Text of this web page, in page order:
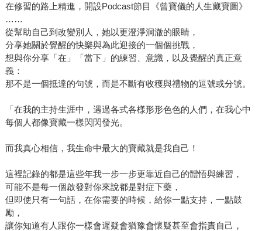
在修習的路上精進，開設Podcast節目《曾寶儀的人生藏寶圖》
……
從幫助自己到改變別人，她以更澄淨洞澈的眼睛，
分享她關於覺醒的快樂與為此迎接的一個個挑戰，
想與你分享「在」「當下」的練習、意識，以及覺醒的真正意
義：
那不是一個抵達的句號，而是不斷有收穫與禮物的逗號或分號。
「在我的主持生涯中，遇過各式各樣形形色色的人們，在我心中
每個人都像寶藏一樣閃閃發光。
而我真心相信，我生命中最大的寶藏就是我自己！
這裡記錄的都是這些年我一步一步更靠近自己的體悟與練習，
可能不是每一個啟發對你來說都是對症下藥，
但即使只有一句話，在你需要的時候，給你一點支持，一點鼓
勵，
讓你知道有人跟你一樣會遲疑會猶豫會懷疑甚至會指責自己，